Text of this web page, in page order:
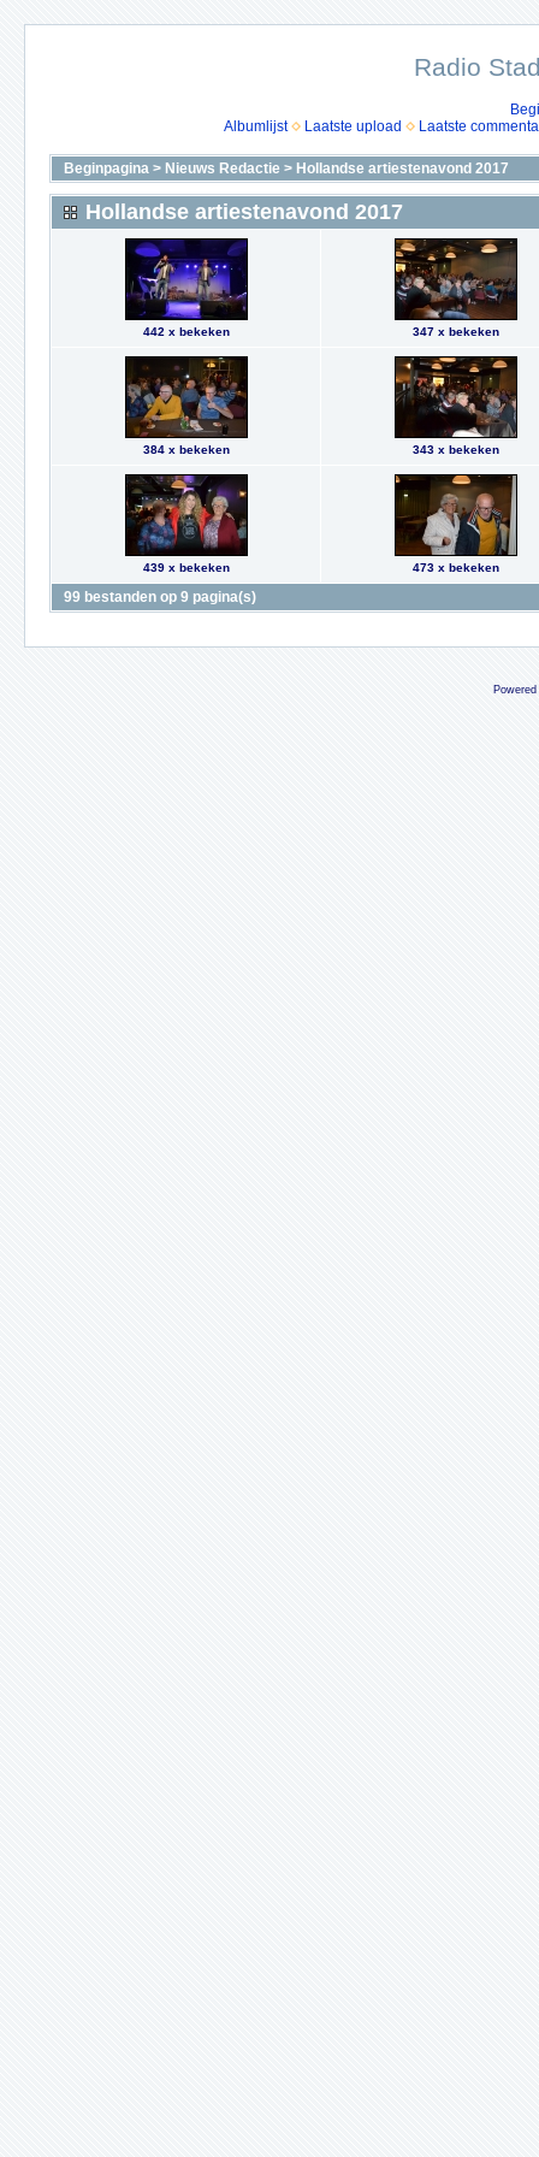
Radio
Albumlijst
Laatste upload Laatste
Beginpagina > Nieuws Redactie > Hollandse artiestenavond 2017
Hollandse artiestenavond 2017
442 x bekeken 347 x bekeken
384 x bekeken 343 x bekeken
439 x bekeken 473 x bekeken
99 bestanden op 9 pagina(s)